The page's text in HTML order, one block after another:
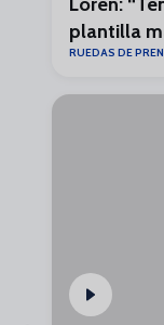
plantilla
RUEDAS DE